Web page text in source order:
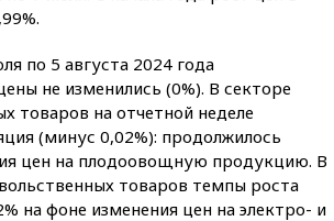
по 5 августа 2024 года
не изменились (0%). В секторе
товаров на отчетной неделе
(минус 0,02%): продолжилось
цен на плодоовощную продукцию. В
товаров темпы роста
на фоне изменения цен на электро- и